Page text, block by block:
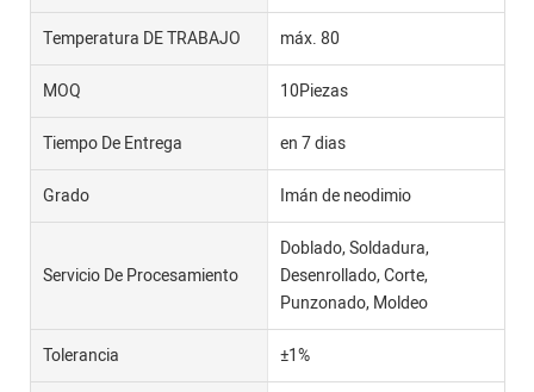
Temperatura DE TRABAJO máx. 80
MOQ 10Piezas
Tiempo De Entrega en 7 dias
Grado Imán de neodimio
Servicio De Procesamiento
Doblado, Soldadura,
Desenrollado, Corte,
Punzonado, Moldeo
Tolerancia ±1%